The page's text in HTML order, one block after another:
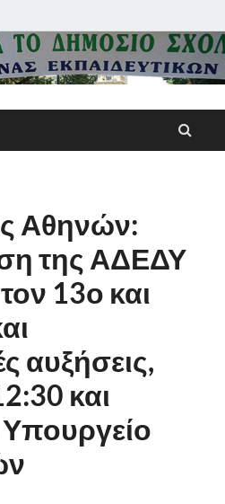
Α΄
Αθηνών
Π.Ε.
Αθηνών:
της ΑΔΕΔΥ
13ο και
αυξήσεις,
και